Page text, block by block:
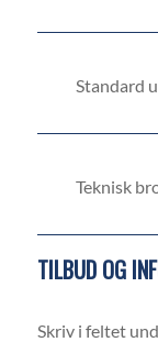
Standard
Teknisk
TILBUD OG
Skriv i feltet